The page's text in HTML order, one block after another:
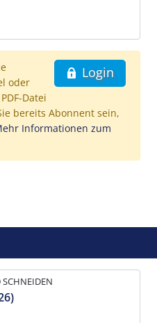
Login
oder
Datei
bereits Abonnent sein,
Informationen zum